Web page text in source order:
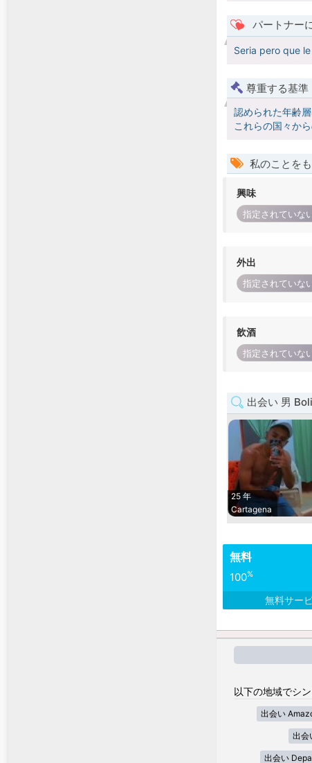
パートナー
Seria pero que
尊重する基準
認められた年齢
これらの国々か
私のことを
興味
指定されていな
外出
指定されていな
飲酒
指定されていな
出会い 男
25 年
Cartagena
無料
100%
無料サー
以下の地域でシ
出会い
出会
出会い